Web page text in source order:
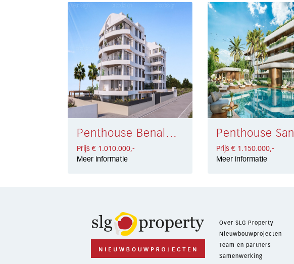
Penthouse Benalmadena Costa € 1.010.000,-
Prijs € 1.010.000,-
Meer informatie
Prijs € 1.150.000,-
Meer informatie
Over SLG Property
Nieuwbouwprojecten
Team en partners
Samenwerking